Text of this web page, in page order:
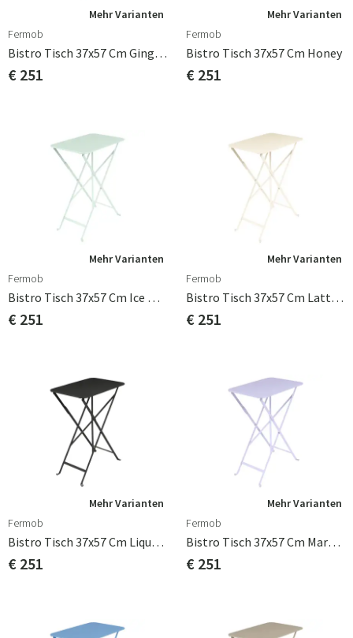
Mehr Varianten
Fermob
Bistro Tisch 37x57 Cm Gingerbread
€ 251
Mehr Varianten
Fermob
Bistro Tisch 37x57 Cm Honey
€ 251
Mehr Varianten
Fermob
Bistro Tisch 37x57 Cm Ice Mint
€ 251
Mehr Varianten
Fermob
Bistro Tisch 37x57 Cm Latte Beige
€ 251
Mehr Varianten
Fermob
Bistro Tisch 37x57 Cm Liquorice
€ 251
Mehr Varianten
Fermob
Bistro Tisch 37x57 Cm Marshmallow
€ 251